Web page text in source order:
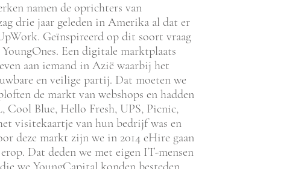
namen de oprichters van
drie jaar geleden in Amerika al dat er
Geïnspireerd op dit soort vraag
Een digitale marktplaats
aan iemand in Azië waarbij het
en veilige partij. Dat moeten we
de markt van webshops en hadden
Cool Blue, Hello Fresh, UPS, Picnic,
visitekaartje van hun bedrijf was en
deze markt zijn we in 2014 eHire gaan
Dat deden we met eigen IT-mensen